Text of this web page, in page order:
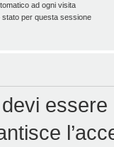
ad ogni visita
stato per questa sessione